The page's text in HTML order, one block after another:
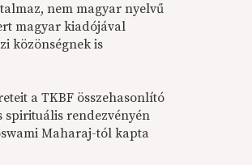
nem magyar nyelvű
magyar kiadójával
közönségnek is
a TKBF összehasonlító
spirituális rendezvényén
Maharaj-tól kapta